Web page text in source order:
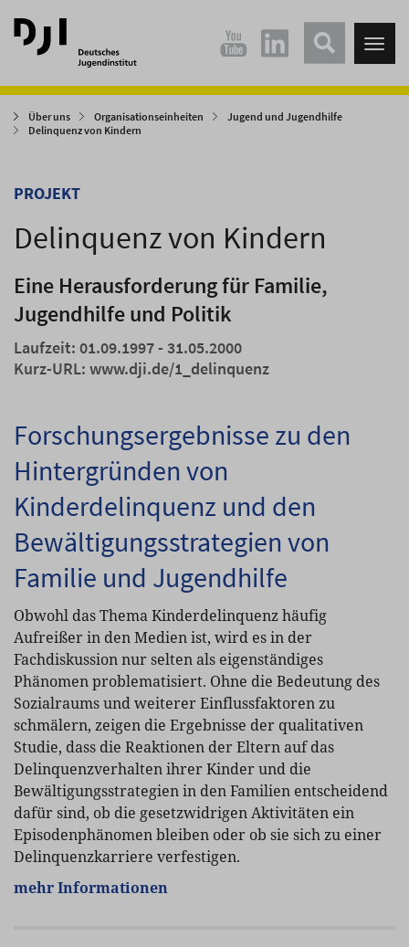
Direkt
zum
Hauptinhalt
Direkt
zum
Hauptmenü
Über uns Organisationseinheiten
Jugend und Jugendhilfe
Delinquenz von Kindern
PROJEKT
Delinquenz von Kindern
Eine Herausforderung für Familie,
Jugendhilfe und Politik
Laufzeit: 01.09.1997 - 31.05.2000
Kurz-URL: www.dji.de/1_delinquenz
Forschungsergebnisse zu den
Hintergründen von
Kinderdelinquenz und den
Bewältigungsstrategien von
Familie und Jugendhilfe
Obwohl das Thema Kinderdelinquenz häufig
Aufreißer in den Medien ist, wird es in der
Fachdiskussion nur selten als eigenständiges
Phänomen problematisiert. Ohne die Bedeutung des
Sozialraums und weiterer Einflussfaktoren zu
schmälern, zeigen die Ergebnisse der qualitativen
Studie, dass die Reaktionen der Eltern auf das
Delinquenzverhalten ihrer Kinder und die
Bewältigungsstrategien in den Familien entscheidend
dafür sind, ob die gesetzwidrigen Aktivitäten ein
Episodenphänomen bleiben oder ob sie sich zu einer
Delinquenzkarriere verfestigen.
mehr Informationen